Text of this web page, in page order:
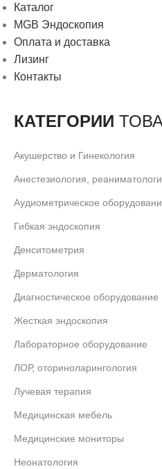
Каталог
MGB Эндоскопия
Оплата и доставка
Лизинг
Контакты
КАТЕГОРИИ
Акушерство и Гинекология
Анестезиология,
Аудиометрическое
Гибкая эндоскопия
Денситометрия
Дерматология
Диагностическое оборудование
Жесткая эндоскопия
Лабораторное оборудование
ЛОР, оториноларингология
Лучевая терапия
Медицинская мебель
Медицинские мониторы
Неонатология